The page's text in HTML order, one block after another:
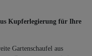
Kupferlegierung für Ihre
Gartenschaufel aus